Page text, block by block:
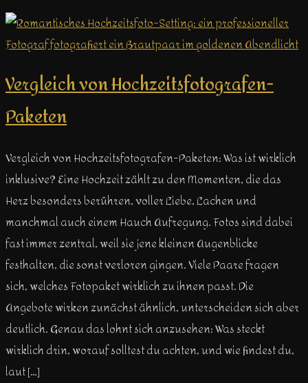
Vergleich von Hochzeitsfotografen-
Paketen
Vergleich von Hochzeitsfotografen-Paketen: Was ist wirklich
inklusive? Eine Hochzeit zählt zu den Momenten, die das
Herz besonders berühren, voller Liebe, Lachen und
manchmal auch einem Hauch Aufregung. Fotos sind dabei
fast immer zentral, weil sie jene kleinen Augenblicke
festhalten, die sonst verloren gingen. Viele Paare fragen
sich, welches Fotopaket wirklich zu ihnen passt. Die
Angebote wirken zunächst ähnlich, unterscheiden sich aber
deutlich. Genau das lohnt sich anzusehen: Was steckt
wirklich drin, worauf solltest du achten, und wie findest du,
laut […]